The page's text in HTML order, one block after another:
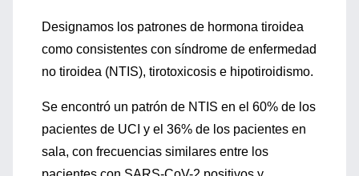
Designamos los patrones de hormona tiroidea
como consistentes con síndrome de enfermedad
no tiroidea (NTIS), tirotoxicosis e hipotiroidismo.
Se encontró un patrón de NTIS en el 60% de los
pacientes de UCI y el 36% de los pacientes en
sala, con frecuencias similares entre los